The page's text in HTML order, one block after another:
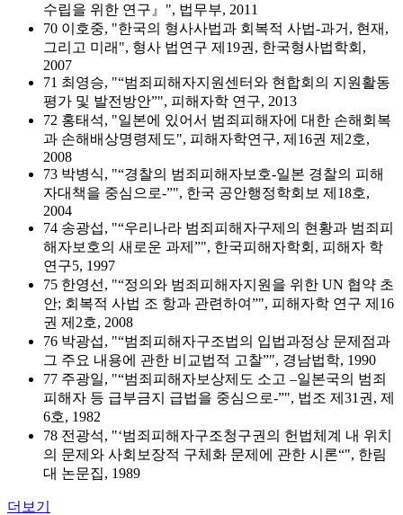
수립을 위한 연구』", 법무부, 2011
70 이호중, "한국의 형사사법과 회복적 사법-과거, 현재,
그리고 미래", 형사 법연구 제19권, 한국형사법학회,
2007
71 최영승, "“범죄피해자지원센터와 현합회의 지원활동
평가 및 발전방안”", 피해자학 연구, 2013
72 홍태석, "일본에 있어서 범죄피해자에 대한 손해회복
과 손해배상명령제도", 피해자학연구, 제16권 제2호,
2008
73 박병식, "“경찰의 범죄피해자보호-일본 경찰의 피해
자대책을 중심으로-”", 한국 공안행정학회보 제18호,
2004
74 송광섭, "“우리나라 범죄피해자구제의 현황과 범죄피
해자보호의 새로운 과제”", 한국피해자학회, 피해자 학
연구5, 1997
75 한영선, "“정의와 범죄피해자지원을 위한 UN 협약 초
안; 회복적 사법 조 항과 관련하여”", 피해자학 연구 제16
권 제2호, 2008
76 박광섭, "“범죄피해자구조법의 입법과정상 문제점과
그 주요 내용에 관한 비교법적 고찰”", 경남법학, 1990
77 주광일, "“범죄피해자보상제도 소고 –일본국의 범죄
피해자 등 급부금지 급법을 중심으로-”", 법조 제31권, 제
6호, 1982
78 전광석, "‘범죄피해자구조청구권의 헌법체계 내 위치
의 문제와 사회보장적 구체화 문제에 관한 시론“", 한림
대 논문집, 1989
더보기